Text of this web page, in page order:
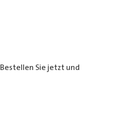
Sie jetzt und